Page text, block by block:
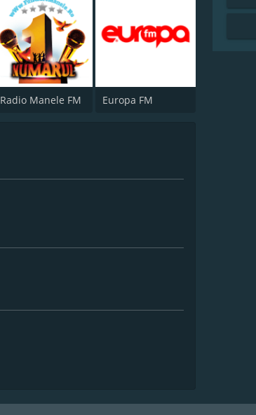
Radio Manele FM Europa FM